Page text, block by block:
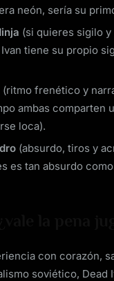
neón, sería su
(si quieres sigilo
tiene su propio
(ritmo frenético y
ambas comparten
loca).
(absurdo, tiros y
es tan absurdo
con corazón,
soviético, Dead